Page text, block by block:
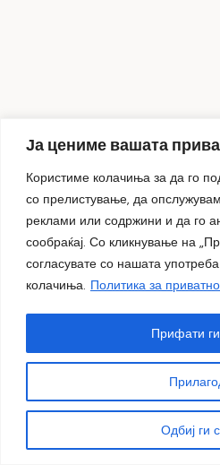
Ја цениме вашата
Користиме колачиња за да го
со прелистување, да
реклами или содржини и да го
сообраќај. Со кликнување на
согласувате со нашата
колачиња. Политика за
Одбиј ги
Прифати
„ДОМА – меѓугенерациски
– изложба на Александра и
05.08.2026